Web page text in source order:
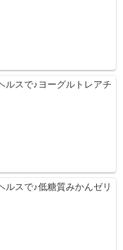
ルスで♪ヨーグルトレアチ
ルスで♪低糖質みかんゼリ